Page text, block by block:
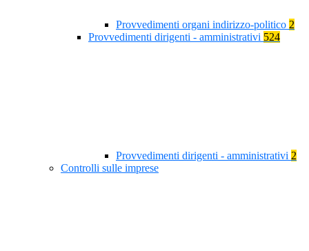
Provvedimenti organi indirizzo-politico 2
Provvedimenti dirigenti - amministrativi 524
Provvedimenti dirigenti - amministrativi 2
Controlli sulle imprese